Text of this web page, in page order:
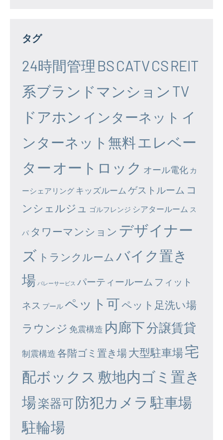
タグ
24時間管理 BSCATVCSREIT
系ブランドマンション TV
ドアホン インターネット イ
ンターネット無料エレベー
ター オートロック オール電化 カ
ーシェアリング キッズルーム ゲストルーム コ
ンシェルジュ
ゴルフレンジ シアタールーム ス
パ タワーマンション デザイナー
ズ トランクルーム バイク置き
場 バレーサービス パーティールーム フィット
ネス プール ペット可ペット足洗い場
ラウンジ 免震構造 内廊下分譲賃貸
制震構造 各階ゴミ置き場大型駐車場宅
配ボックス 敷地内ゴミ置き
場楽器可防犯カメラ 駐車場
駐輪場